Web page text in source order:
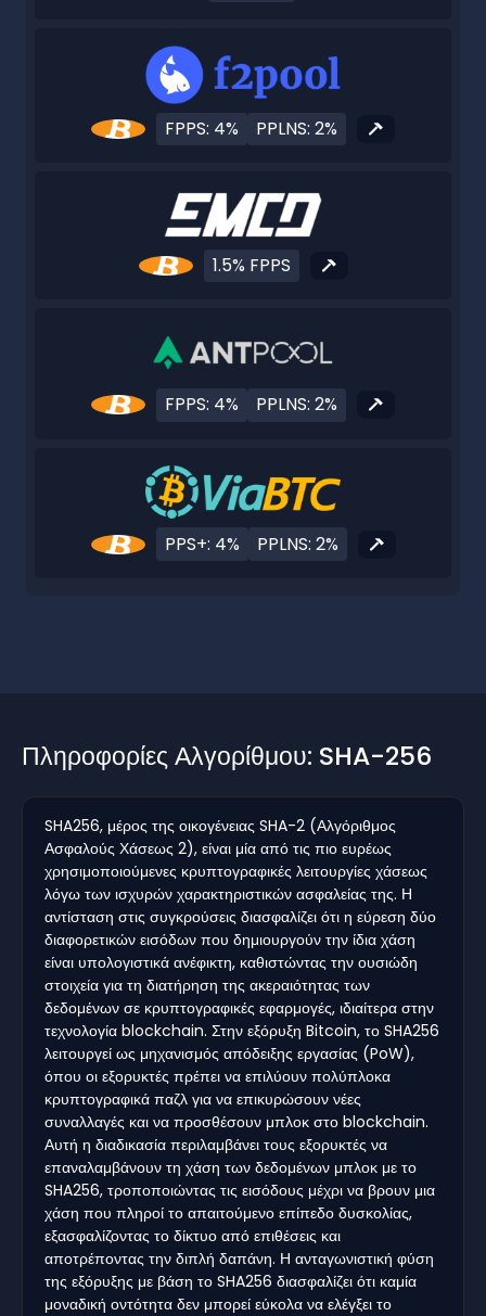
FPPS: 4% PPLNS: 2%
1.5% FPPS
FPPS: 4% PPLNS: 2%
PPS+: 4% PPLNS: 2%
Πληροφορίες Αλγορίθμου: SHA-256
SHA256, μέρος της οικογένειας SHA-2 (Αλγόριθμος
Ασφαλούς Χάσεως 2), είναι μία από τις πιο ευρέως
χρησιμοποιούμενες κρυπτογραφικές λειτουργίες χάσεως
λόγω των ισχυρών χαρακτηριστικών ασφαλείας της. Η
αντίσταση στις συγκρούσεις διασφαλίζει ότι η εύρεση δύο
διαφορετικών εισόδων που δημιουργούν την ίδια χάση
είναι υπολογιστικά ανέφικτη, καθιστώντας την ουσιώδη
στοιχεία για τη διατήρηση της ακεραιότητας των
δεδομένων σε κρυπτογραφικές εφαρμογές, ιδιαίτερα στην
τεχνολογία blockchain. Στην εξόρυξη Bitcoin, το SHA256
λειτουργεί ως μηχανισμός απόδειξης εργασίας (PoW),
όπου οι εξορυκτές πρέπει να επιλύουν πολύπλοκα
κρυπτογραφικά παζλ για να επικυρώσουν νέες
συναλλαγές και να προσθέσουν μπλοκ στο blockchain.
Αυτή η διαδικασία περιλαμβάνει τους εξορυκτές να
επαναλαμβάνουν τη χάση των δεδομένων μπλοκ με το
SHA256, τροποποιώντας τις εισόδους μέχρι να βρουν μια
χάση που πληροί το απαιτούμενο επίπεδο δυσκολίας,
εξασφαλίζοντας το δίκτυο από επιθέσεις και
αποτρέποντας την διπλή δαπάνη. Η ανταγωνιστική φύση
της εξόρυξης με βάση το SHA256 διασφαλίζει ότι καμία
μοναδική οντότητα δεν μπορεί εύκολα να ελέγξει το